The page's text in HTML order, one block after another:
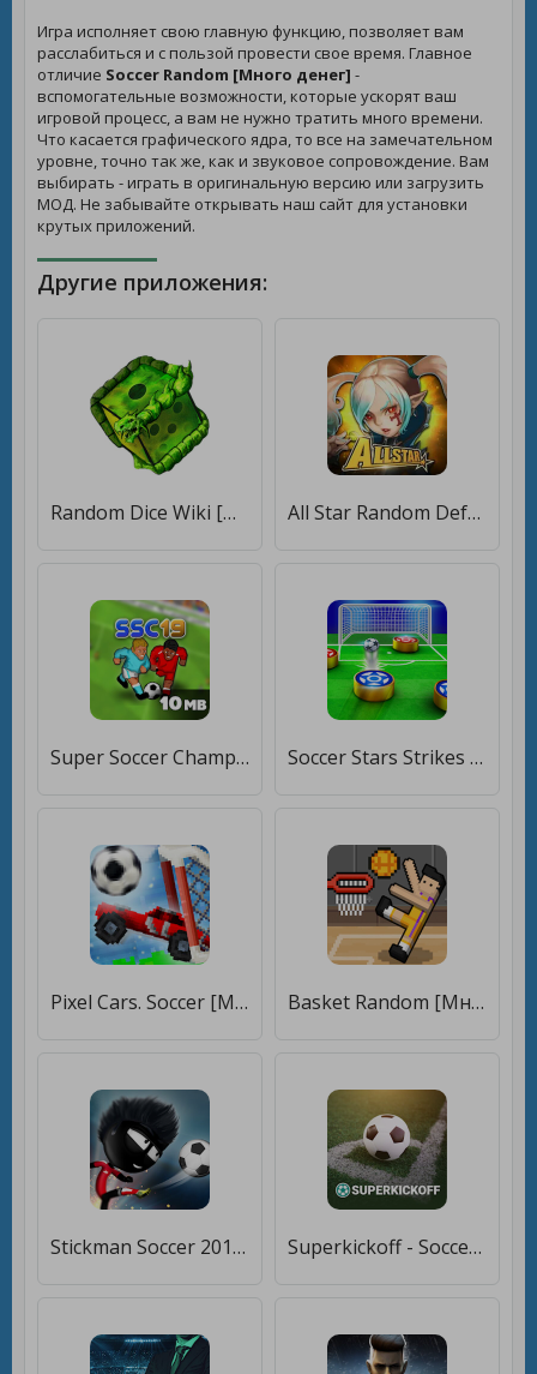
Игра исполняет свою главную функцию, позволяет вам
расслабиться и с пользой провести свое время. Главное
отличие Soccer Random [Много денег] -
вспомогательные возможности, которые ускорят ваш
игровой процесс, а вам не нужно тратить много времени.
Что касается графического ядра, то все на замечательном
уровне, точно так же, как и звуковое сопровождение. Вам
выбирать - играть в оригинальную версию или загрузить
МОД. Не забывайте открывать наш сайт для установки
крутых приложений.
Другие приложения:
Random Dice Wiki [Полная версия] All Star Random Defense: защита башни онлайн [Много денег]
Super Soccer Champs FREE [Много денег] Soccer Stars Strikes Football [Много денег]
Pixel Cars. Soccer [Много денег] Basket Random [Много монет]
Stickman Soccer 2018 [Много денег] Superkickoff - Soccer manager [Много денег]